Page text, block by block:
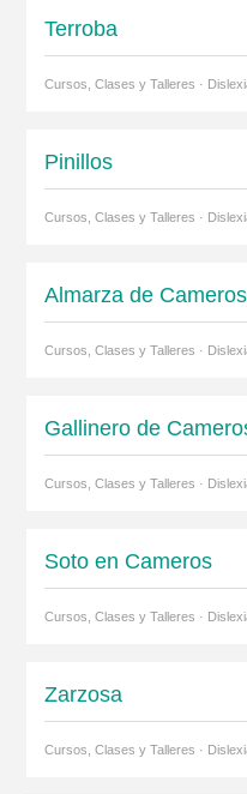
Terroba
Cursos, Clases y Talleres ·
Pinillos
Cursos, Clases y Talleres ·
Almarza de Cameros
Cursos, Clases y Talleres ·
Gallinero de
Cursos, Clases y Talleres ·
Soto en Cameros
Cursos, Clases y Talleres ·
Zarzosa
Cursos, Clases y Talleres ·